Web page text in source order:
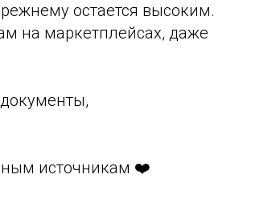
остается высоким.
на маркетплейсах, даже
источникам ❤️